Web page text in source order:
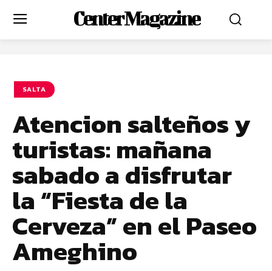
Center Magazine
SALTA
Atencion salteños y
turistas: mañana
sabado a disfrutar
la “Fiesta de la
Cerveza” en el Paseo
Ameghino